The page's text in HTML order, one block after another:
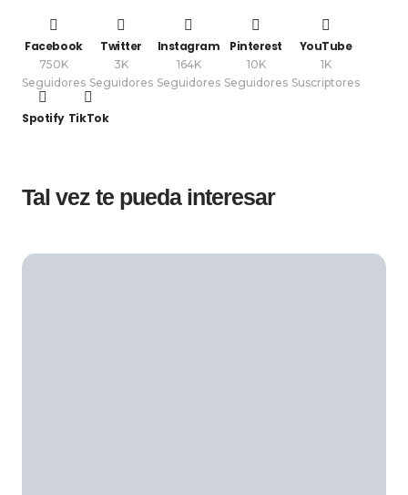
Facebook
750K
Seguidores
Twitter
3K
Seguidores
Instagram
164K
Seguidores
Pinterest
10K
Seguidores
YouTube
1K
Suscriptores
Spotify TikTok
Tal vez te pueda interesar